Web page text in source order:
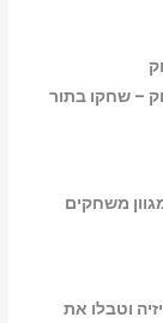
– שחקו בתור
משחקים
וטבלו את